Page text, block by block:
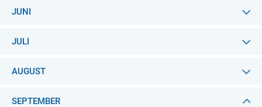
JUNI
JULI
AUGUST
SEPTEMBER